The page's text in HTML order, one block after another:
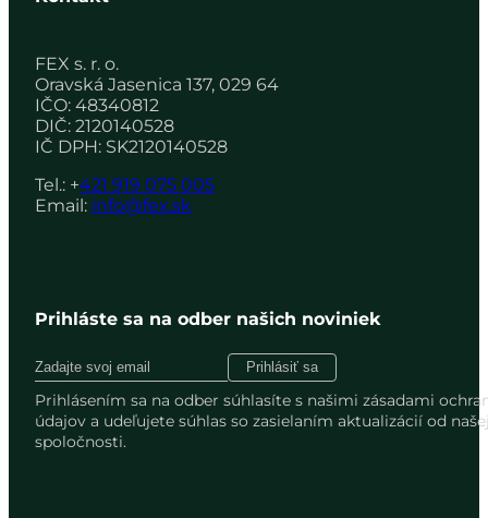
FEX s. r. o.
Oravská Jasenica 137, 029 64
IČO: 48340812
DIČ: 2120140528
IČ DPH: SK2120140528
Tel.: +421 919 075 005
Email: info@fex.sk
Prihláste sa na odber našich noviniek
Prihlásením sa na odber súhlasíte s našimi zásadami
údajov a udeľujete súhlas so zasielaním aktualizácií od
spoločnosti.